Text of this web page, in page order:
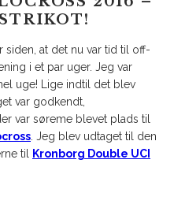
at det nu var tid til off-
i et par uger. Jeg var
uge! Lige indtil det blev
var godkendt,
var søreme blevet plads til
. Jeg blev udtaget til den
til Kronborg Double UCI